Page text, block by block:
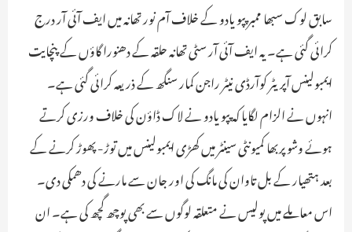
سابق لوک سبھا ممبر پپو یادو کے خلاف آم نور تھانہ میں ایف آئی آر درج
کرائی گئی ہے۔ یہ ایف آئی آر سٹی تھانہ حلقہ کے دھنورا گاؤں کے پنچایت
ایمبولینس آپریٹر کوآرڈی نیٹر راجن کمار سنگھ کے ذریعہ کرائی گئی ہے۔
انہوں نے الزام لگایا کہ پپو یادو نے لاک ڈاؤن کی خلاف ورزی کرتے
ہوئے وشو پربھا کمیونٹی سینٹر میں کھڑی ایمبولینس میں توڑ- پھوڑ کرنے کے
بعد ہتھیار کے بل تاوان کی مانگ کی اور جان سے مارنے کی دھمکی دی۔
اس معاملے میں پولیس نے متعلقہ لوگوں سے بھی پوچھ گچھ کی ہے۔ ان